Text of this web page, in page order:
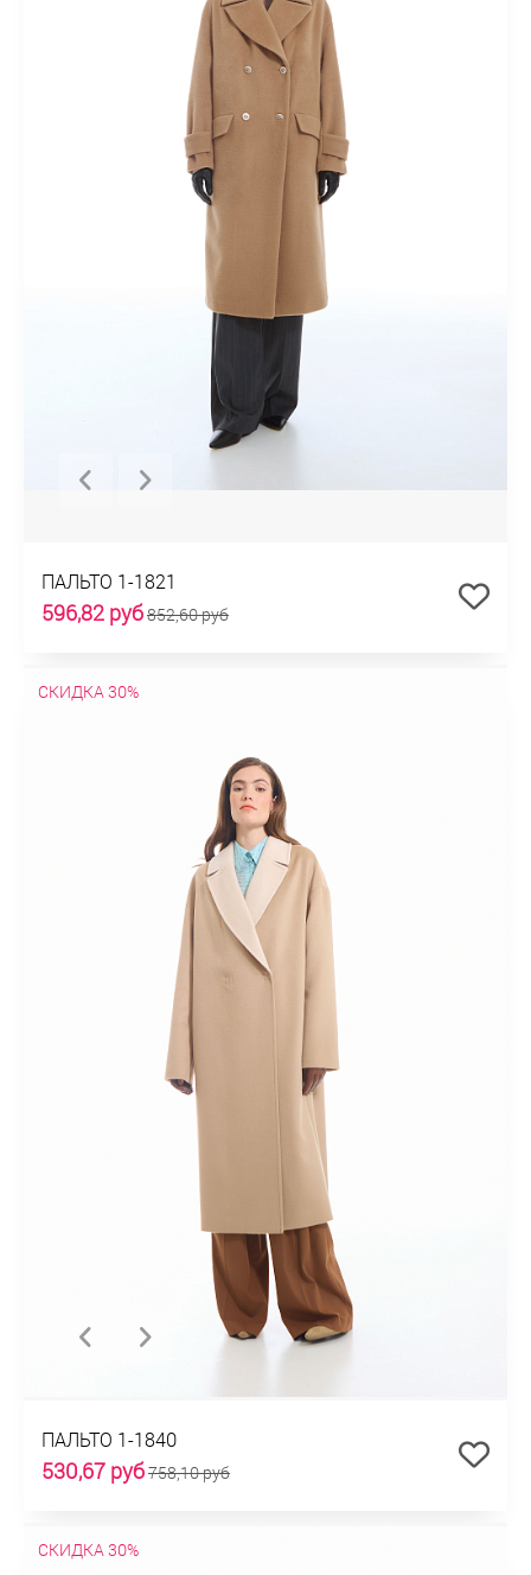
ПАЛЬТО 1-1821
596,82 руб852,60 руб
СКИДКА 30%
ПАЛЬТО 1-1840
530,67 руб758,10 руб
СКИДКА 30%